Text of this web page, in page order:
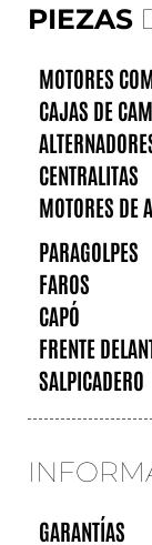
PIEZAS
MOTORES
CAJAS DE
CENTRALITAS
MOTORES DE
PARAGOLPES
FAROS
CAPÓ
FRENTE
SALPICADERO
GARANTÍAS